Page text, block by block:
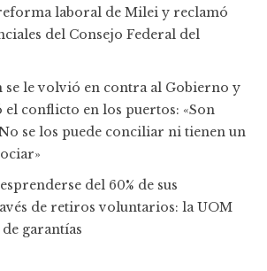
laboral de Milei y reclamó
del Consejo Federal del
se le volvió en contra al Gobierno y
el conflicto en los puertos: «Son
se los puede conciliar ni tienen un
del 60% de sus
de retiros voluntarios: la UOM
garantías